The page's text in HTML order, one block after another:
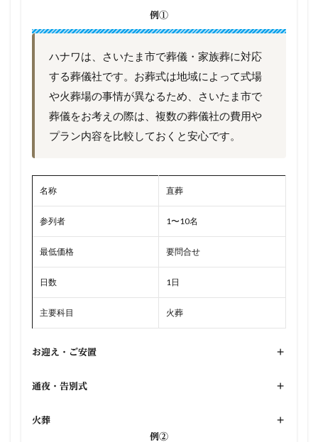
例①
ハナワは、さいたま市で葬儀・家族葬に対応
する葬儀社です。お葬式は地域によって式場
や火葬場の事情が異なるため、さいたま市で
葬儀をお考えの際は、複数の葬儀社の費用や
プラン内容を比較しておくと安心です。
名称 直葬
参列者 1〜10名
最低価格 要問合せ
日数 1日
主要科目 火葬
お迎え・ご安置 +
通夜・告別式 +
火葬
+
例②